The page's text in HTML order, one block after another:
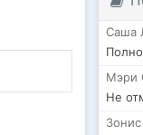
Саша
Мэри
Не